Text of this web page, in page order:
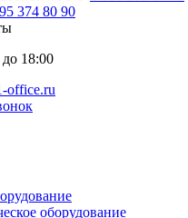
374 80 90
18:00
office.ru
оборудование